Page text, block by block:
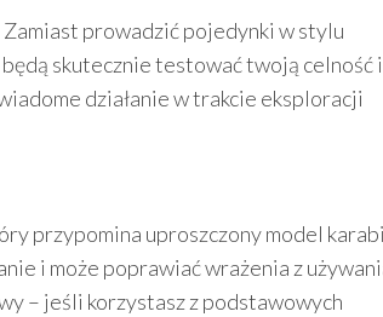
prowadzić pojedynki w stylu
skutecznie testować twoją celność i
działanie w trakcie eksploracji
przypomina uproszczony model
i może poprawiać wrażenia z
– jeśli korzystasz z podstawowych